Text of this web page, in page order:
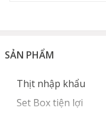
SẢN PHẨM
Thịt nhập khẩu
Set Box tiện lợi